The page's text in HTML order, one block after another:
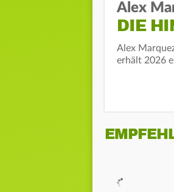
Alex
DIE
Alex
erhält 2026